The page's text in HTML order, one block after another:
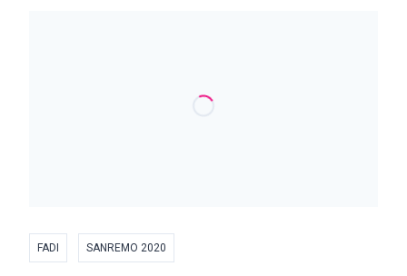
FADI SANREMO 2020